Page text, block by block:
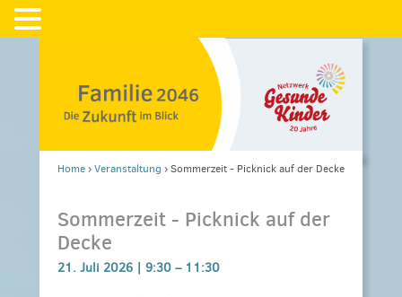
Home›Veranstaltung ›Sommerzeit - Picknick auf der Decke
Sommerzeit - Picknick auf der
Decke
21. Juli 2026 | 9:30 – 11:30